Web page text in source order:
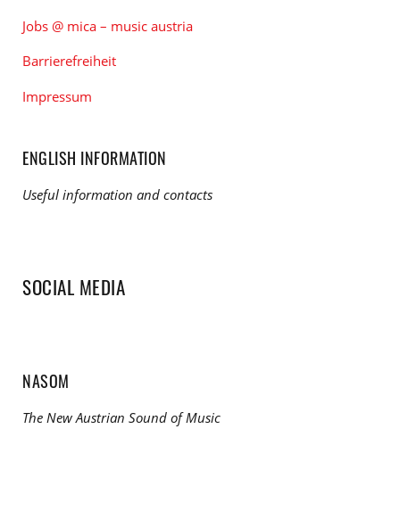
Jobs @ mica – music austria
Barrierefreiheit
Impressum
ENGLISH INFORMATION
Useful information and contacts
SOCIAL MEDIA
NASOM
The New Austrian Sound of Music